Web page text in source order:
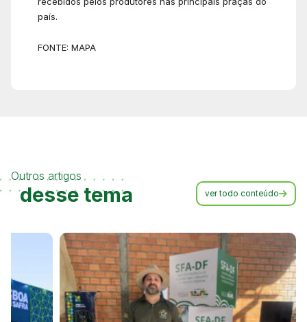
país.
FONTE: MAPA
Outros artigos
desse tema ver todo conteúdo